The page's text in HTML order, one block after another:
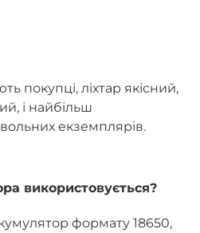
покупці, ліхтар якісний,
і найбільш
екземплярів.
використовується?
формату 18650,